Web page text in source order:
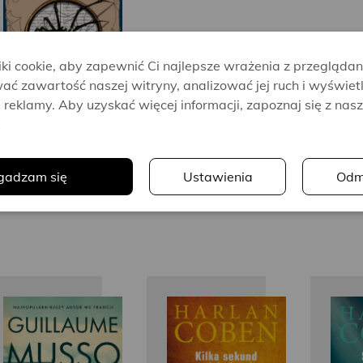
Guillaume
Musso
Harlan
Coben
cookie, aby zapewnić Ci najlepsze wrażenia z
zawartość naszej witryny, analizować jej ruch i
Aby uzyskać więcej informacji, zapoznaj się z
się Ustawienia